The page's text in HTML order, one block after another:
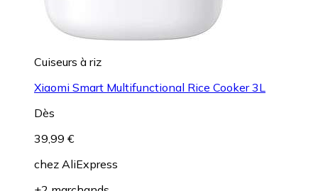
Cuiseurs à riz
Xiaomi Smart Multifunctional Rice Cooker 3L
Dès
39,99 €
chez AliExpress